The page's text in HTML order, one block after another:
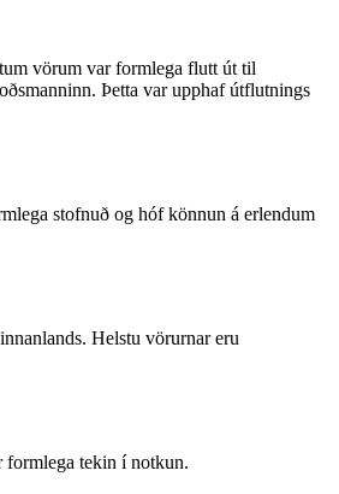
vörum var formlega flutt út til
Þetta var upphaf útflutnings
stofnuð og hóf könnun á erlendum
Helstu vörurnar eru
formlega tekin í notkun.